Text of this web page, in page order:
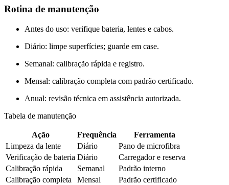
Rotina de manutenção
Antes do uso: verifique bateria, lentes e cabos.
Diário: limpe superfícies; guarde em case.
Semanal: calibração rápida e registro.
Mensal: calibração completa com padrão certificado.
Anual: revisão técnica em assistência autorizada.
Tabela de manutenção
Ação Frequência
Ferramenta
Limpeza da lente
Diário
Pano de microfibra
Verificação de bateria Diário
Carregador e reserva
Calibração rápida
Semanal
Padrão interno
Calibração completa
Mensal
Padrão certificado